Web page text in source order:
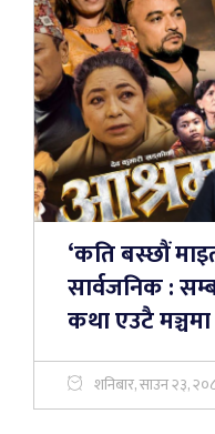
‘कति बस्छौं
सार्वजनिक :
कथा एउटै मञ्चमा
शनिबार, साउन २३,